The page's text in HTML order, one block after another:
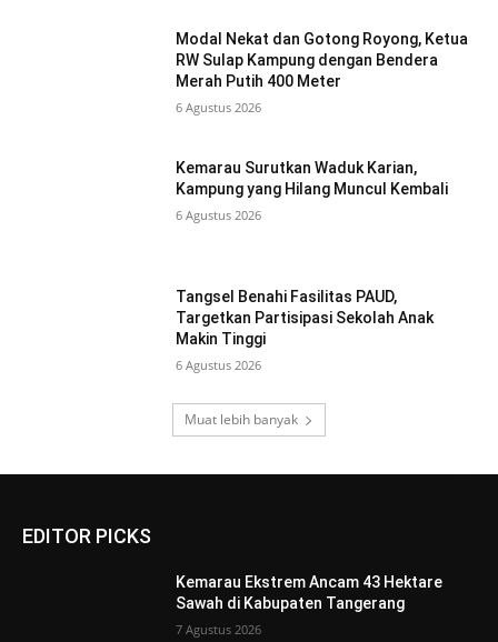
Modal Nekat dan Gotong Royong, Ketua
RW Sulap Kampung dengan Bendera
Merah Putih 400 Meter
6 Agustus 2026
Kemarau Surutkan Waduk Karian,
Kampung yang Hilang Muncul Kembali
6 Agustus 2026
Tangsel Benahi Fasilitas PAUD,
Targetkan Partisipasi Sekolah Anak
Makin Tinggi
6 Agustus 2026
Muat lebih banyak
EDITOR PICKS
Kemarau Ekstrem Ancam 43 Hektare
Sawah di Kabupaten Tangerang
7 Agustus 2026